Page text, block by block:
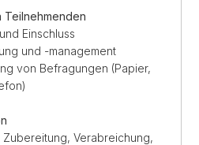
Teilnehmenden
Einschluss
und -management
von Befragungen (Papier,
Zubereitung, Verabreichung,